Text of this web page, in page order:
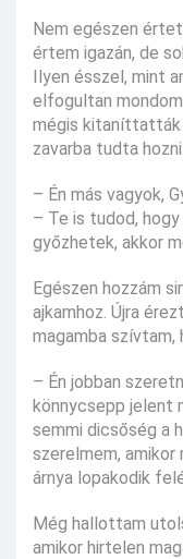
Nem egészen
értem igazán, de
Ilyen ésszel, mint
elfogultan
mégis
zavarba tudta hozni.
– Én más vagyok,
– Te is tudod,
győzhetek, akkor
Egészen hozzám
ajkamhoz. Újra
magamba
– Én jobban
könnycsepp jelent
semmi dicsőség a
szerelmem,
árnya lopakodik
Még hallottam
amikor hirtelen